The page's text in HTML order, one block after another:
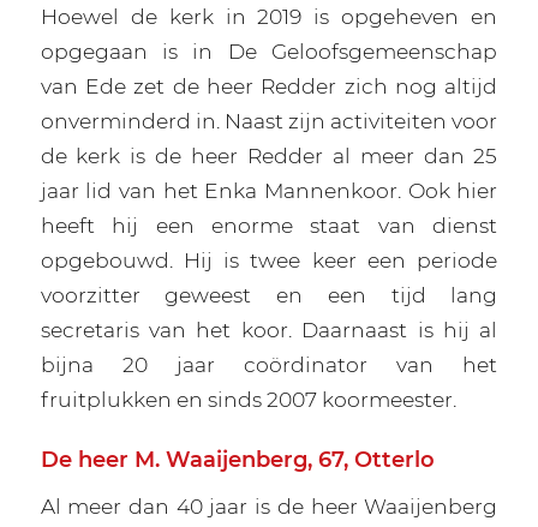
Hoewel de kerk in 2019 is opgeheven en
opgegaan is in De Geloofsgemeenschap
van Ede zet de heer Redder zich nog altijd
onverminderd in. Naast zijn activiteiten voor
de kerk is de heer Redder al meer dan 25
jaar lid van het Enka Mannenkoor. Ook hier
heeft hij een enorme staat van dienst
opgebouwd. Hij is twee keer een periode
voorzitter geweest en een tijd lang
secretaris van het koor. Daarnaast is hij al
bijna 20 jaar coördinator van het
fruitplukken en sinds 2007 koormeester.
De heer M. Waaijenberg, 67, Otterlo
Al meer dan 40 jaar is de heer Waaijenberg